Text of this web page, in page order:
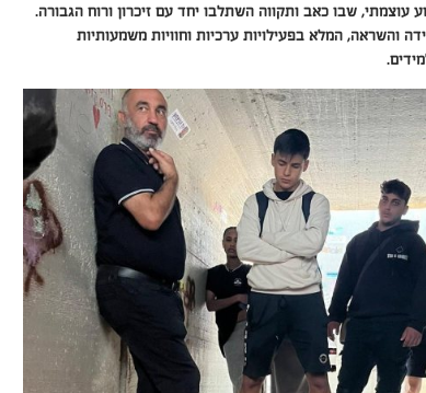
עוצמתי, שבו כאב ותקווה השתלבו יחד עם זיכרון ורוח הגבורה.
והשראה, המלא בפעילויות ערכיות וחוויות משמעותיות